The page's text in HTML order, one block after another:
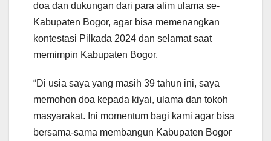
doa dan dukungan dari para alim ulama se-
Kabupaten Bogor, agar bisa memenangkan
kontestasi Pilkada 2024 dan selamat saat
memimpin Kabupaten Bogor.
“Di usia saya yang masih 39 tahun ini, saya
memohon doa kepada kiyai, ulama dan tokoh
masyarakat. Ini momentum bagi kami agar bisa
bersama-sama membangun Kabupaten Bogor